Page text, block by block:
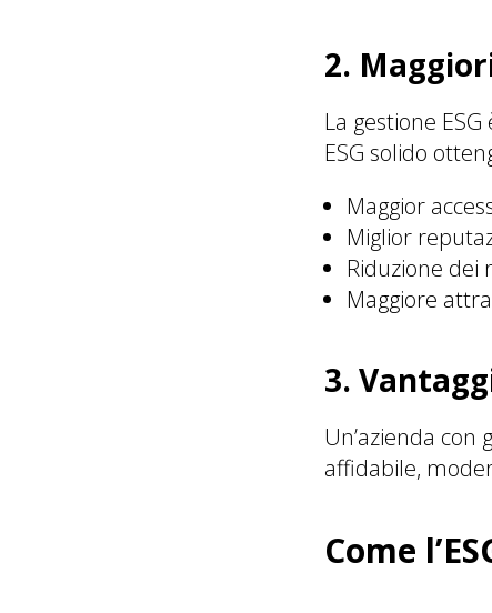
2.
La gestione
ESG solido
Maggior
Miglior
Riduzione dei
Maggiore
3.
Un’azienda
affidabile,
Come